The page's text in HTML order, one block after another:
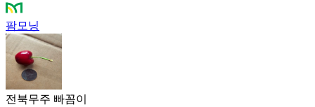
팜모닝
전북무주 빠꼼이